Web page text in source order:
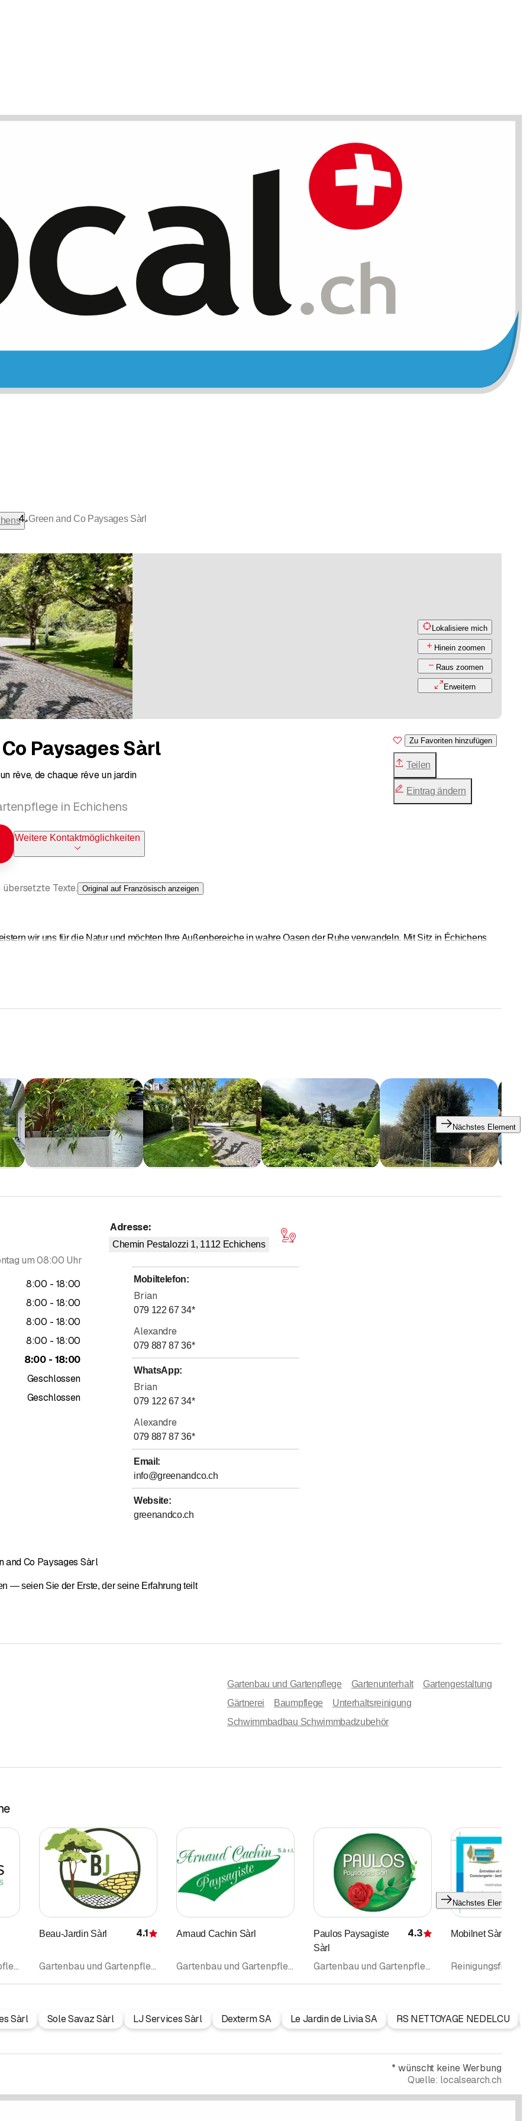
Lokalisiere mich
Hinein zoomen
Raus zoomen
Erweitern
Paysages Sàrl
rêve, de chaque rêve un jardin
in Echichens
Weitere Kontaktmöglichkeiten
Zu Favoriten hinzufügen
Teilen
Eintrag ändern
Texte. Original auf Französisch anzeigen
wir uns für die Natur und möchten Ihre Außenbereiche in wahre Oasen der Ruhe verwandeln. Mit Sitz in Échichens
im Bereich Landschaftsgestaltung
und harmonische Grünflächen, die Ihren Wünschen und den Besonderheiten Ihres Grundstücks entsprechen. Von der
Sträuchern bis hin zu Blumengestaltungen verschönern wir Ihren Außenbereich.
Baumschnitt, Unkrautjäten und Düngen: Wir kümmern uns um alles, damit Ihr Garten das ganze Jahr über
Ihres Gartens mit leistungsstarken Bewässerungssystemen. Heben Sie Ihre Außenanlagen mit einer durchdachten
und begrünte Dächer
um Biodiversität in Ihre Umgebung zu integrieren: Begrünung, Auswahl klimatauglicher Pflanzen, ökologische
Duillier, Genolier, Trélex, Arzier-Le Muids, Saint-Cergue, Gingins, Chéserex, Crans-près-Céligny, Borex, Eysins, Grens,
Vich, Bassins, Longirod, Marchissy, Le Vaud, Burtigny, Begnins, Luins, Vinzel, Bursins, Dully, Gilly, Rolle, Mont-sur-Rolle,
Lully, Lonay, Préverenges, Saint-Prex, Buchillon, Vufflens-le-Château, Denens, Yens, Apples, Bussy-Chardonney,
sur-Morges, Clarmont, Lavigny, Etoy, Saint-Livres, Bière, Ballens, Berolle, Gimel, Montherod
Belmont-sur-Lausanne, Savigny, Forel (Lavaux), Grandvaux, Epesses, Cully, Villette, Bourg-en-Lavaux, Chexbres,
Prilly, Écublens, Chavannes-près-Renens, Saint-Sulpice, Jouxtens-Mézery, Romanel-sur-Lausanne, Le Mont-sur-Lausanne,
Nächstes Element
um 08:00 Uhr
8:00 - bis
18:00
8:00 - bis
18:00
8:00 - bis
18:00
8:00 - bis
18:00
8:00 - bis
18:00
Geschlossen
Geschlossen
Adresse:
Chemin Pestalozzi 1, 1112 Echichens
Mobiltelefon:
Brian
079 122 67 34*
Alexandre
079 887 87 36*
WhatsApp:
Brian
079 122 67 34*
Alexandre
079 887 87 36*
Email :
info@greenandco.ch
Website:
greenandco.ch
and Co Paysages Sàrl
— seien Sie der Erste, der seine Erfahrung teilt
Gartenbau und Gartenpflege Gartenunterhalt
Gartengestaltung
Gärtnerei
Baumpflege
Unterhaltsreinigung
Schwimmbadbau Schwimmbadzubehör
Gartenbau und Gartenpflege • Gartenbau Gartenpflege • Gartenunterhalt • Gartengestaltung • Baumpflege • Bewässerungsanlagen Berieselungsanlagen
Beau-Jardin Sàrl Bewertung
4.1
Gartenbau und Gartenpflege • Gartenbau Gartenpflege • Gartengestaltung • Zäune Zaunbau • Schwimmbadbau Schwimmbadzubehör • Bewässerungsanlagen Berieselungsanlagen • Gartenunterhalt • Pergola
Arnaud Cachin Sàrl
Gartenbau und Gartenpflege • Gartenbau Gartenpflege • Baumpflege • Gartenunterhalt • Gartengestaltung
Paulos Paysagiste
Sàrl
Bewertung
4.3
Gartenbau und Gartenpflege • Gartenbau Gartenpflege • Gartengestaltung • Gartenunterhalt • Maurerarbeiten • Landschaftsarchitektur
Mobilnet Sàrl
Nächstes Element
Sàrl Sole Savaz Sàrl LJ Services Sàrl Dexterm SA Le Jardin de Livia SA RS NETTOYAGE NEDELCU
*wünscht keine Werbung
Quelle: localsearch.ch
•Green and Co Paysages Sàrl